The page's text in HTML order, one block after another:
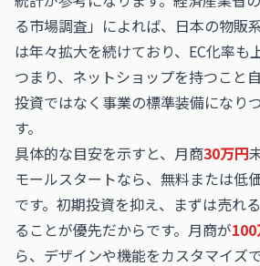
る市場調査」によれば、日本の物販
は年々拡大を続けており、EC化率も
つまり、ネットショップを持つこと
投資ではなく事業の標準装備になり
す。
具体的な目安を示すと、月商30万円
モールスタートなら、無料または低
です。初期投資を抑え、まずは売れ
ることが優先だからです。月商が
ら、デザインや機能をカスタマイズ